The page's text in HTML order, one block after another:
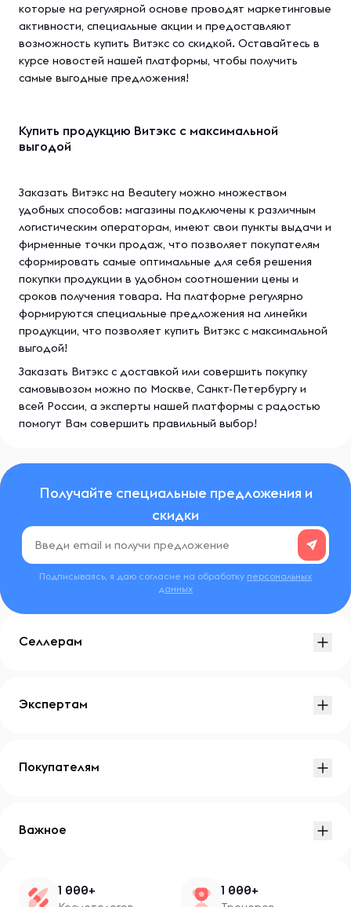
которые на регулярной основе проводят маркетинговые
активности, специальные акции и предоставляют
возможность купить Витэкс со скидкой. Оставайтесь в
курсе новостей нашей платформы, чтобы получить
самые выгодные предложения!
Купить продукцию Витэкс с максимальной
выгодой
Заказать Витэкс на Beautery можно множеством
удобных способов: магазины подключены к различным
логистическим операторам, имеют свои пункты выдачи и
фирменные точки продаж, что позволяет покупателям
сформировать самые оптимальные для себя решения
покупки продукции в удобном соотношении цены и
сроков получения товара. На платформе регулярно
формируются специальные предложения на линейки
продукции, что позволяет купить Витэкс с максимальной
выгодой!
Заказать Витэкс с доставкой или совершить покупку
самовывозом можно по Москве, Санкт-Петербургу и
всей России, а эксперты нашей платформы с радостью
помогут Вам совершить правильный выбор!
Получайте специальные предложения и
скидки
Подписываясь, я даю согласие на обработку персональных
данных
Селлерам
Экспертам
Покупателям
Важное
1 000+ 1 000+